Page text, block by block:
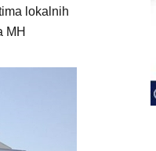
lokalnih
MH